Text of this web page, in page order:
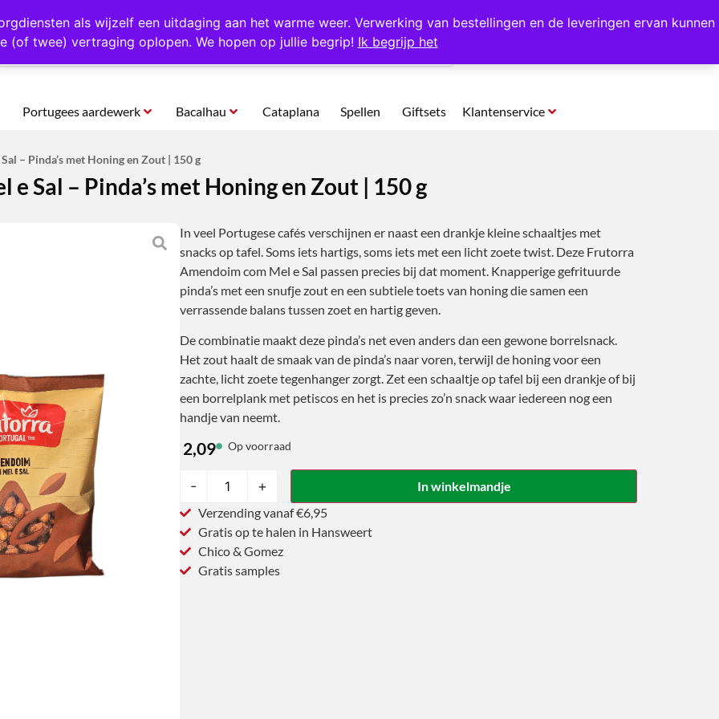
als wijzelf een uitdaging aan het warme weer. Verwerking van bestellingen en de leveringen ervan kunnen
(of twee) vertraging oplopen. We hopen op jullie begrip! Ik begrijp het
Altijd 1000 verschillende producten op voorraad Gratis op te halen in Hansweert
Portugees aardewerk Bacalhau Cataplana Spellen Giftsets Klantenservice
– Pinda’s met Honing en Zout | 150 g
Sal – Pinda’s met Honing en Zout | 150 g
In veel Portugese cafés verschijnen er naast een drankje kleine schaaltjes met
snacks op tafel. Soms iets hartigs, soms iets met een licht zoete twist. Deze Frutorra
Amendoim com Mel e Sal passen precies bij dat moment. Knapperige gefrituurde
pinda’s met een snufje zout en een subtiele toets van honing die samen een
verrassende balans tussen zoet en hartig geven.
De combinatie maakt deze pinda’s net even anders dan een gewone borrelsnack.
Het zout haalt de smaak van de pinda’s naar voren, terwijl de honing voor een
zachte, licht zoete tegenhanger zorgt. Zet een schaaltje op tafel bij een drankje of bij
een borrelplank met petiscos en het is precies zo’n snack waar iedereen nog een
handje van neemt.
2,09 Op voorraad
- +
In winkelmandje
Verzending vanaf €6,95
Gratis op te halen in Hansweert
Chico & Gomez
Gratis samples